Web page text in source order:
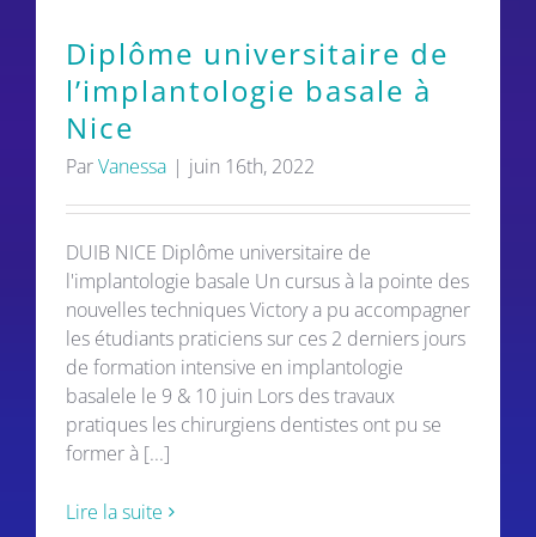
Diplôme universitaire de
l’implantologie basale à
Nice
ParVanessa | juin 16th, 2022
DUIB NICE Diplôme universitaire de
l'implantologie basale Un cursus à la pointe des
nouvelles techniques Victory a pu accompagner
les étudiants praticiens sur ces 2 derniers jours
de formation intensive en implantologie
basalele le 9 & 10 juin Lors des travaux
pratiques les chirurgiens dentistes ont pu se
former à [...]
Lire la suite